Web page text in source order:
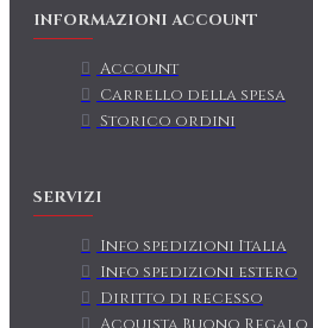
INFORMAZIONI ACCOUNT
Account
Carrello della spesa
Storico ordini
SERVIZI
Info spedizioni Italia
Info spedizioni estero
Diritto di recesso